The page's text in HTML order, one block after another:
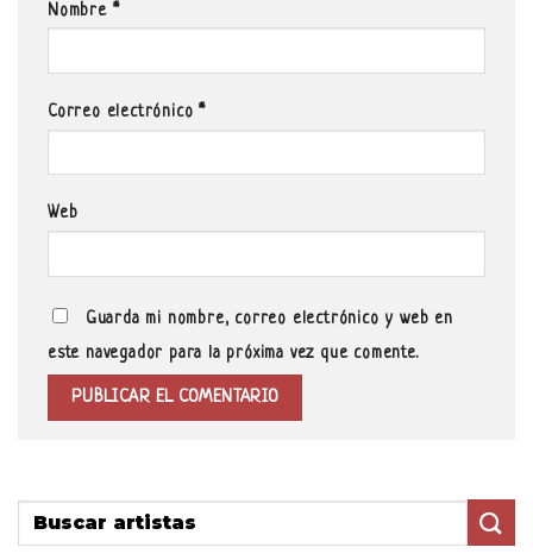
Nombre *
Correo electrónico*
Web
Guarda mi nombre, correo electrónico y web en
este navegador para la próxima vez que comente.